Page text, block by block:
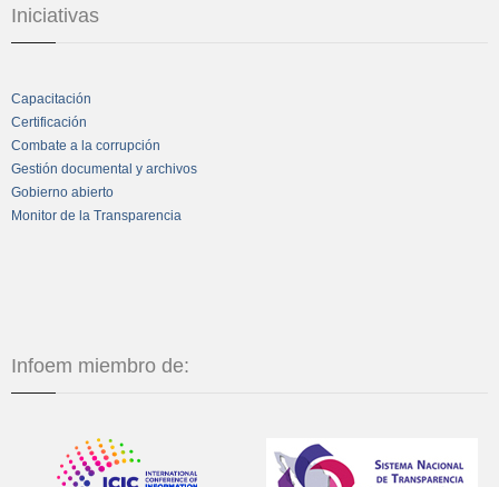
Iniciativas
Capacitación
Certificación
Combate a la corrupción
Gestión documental y archivos
Gobierno abierto
Monitor de la Transparencia
Infoem miembro de: